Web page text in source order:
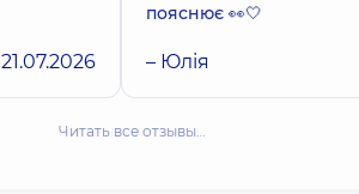
21.07.2026
пояснює 👀🤍
– Юлія
Читать все отзывы…